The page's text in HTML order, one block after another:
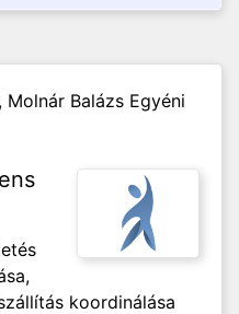
Molnár Balázs Egyéni
koordinálása